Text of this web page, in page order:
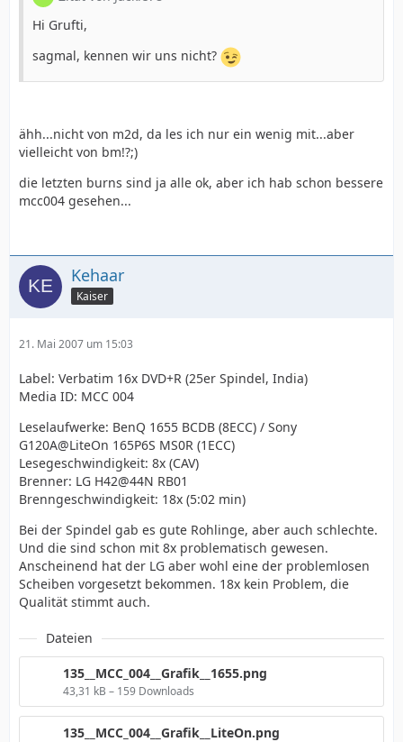
Hi Grufti,
sagmal, kennen wir uns nicht?
ähh...nicht von m2d, da les ich nur ein wenig mit...aber
vielleicht von bm!?;)
die letzten burns sind ja alle ok, aber ich hab schon bessere
mcc004 gesehen...
Kehaar
Kaiser
21. Mai 2007 um 15:03
Label: Verbatim 16x DVD+R (25er Spindel, India)
Media ID: MCC 004
Leselaufwerke: BenQ 1655 BCDB (8ECC) / Sony
G120A@LiteOn 165P6S MS0R (1ECC)
Lesegeschwindigkeit: 8x (CAV)
Brenner: LG H42@44N RB01
Brenngeschwindigkeit: 18x (5:02 min)
Bei der Spindel gab es gute Rohlinge, aber auch schlechte.
Und die sind schon mit 8x problematisch gewesen.
Anscheinend hat der LG aber wohl eine der problemlosen
Scheiben vorgesetzt bekommen. 18x kein Problem, die
Qualität stimmt auch.
Dateien
135__MCC_004__Grafik__1655.png
43,31 kB – 159 Downloads
135__MCC_004__Grafik__LiteOn.png